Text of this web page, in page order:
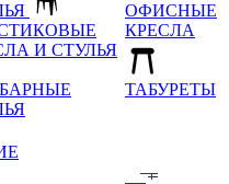
И СТУЛЬЯ
БАРНЫЕ
ОФИСНЫЕ
КРЕСЛА
ТАБУРЕТЫ